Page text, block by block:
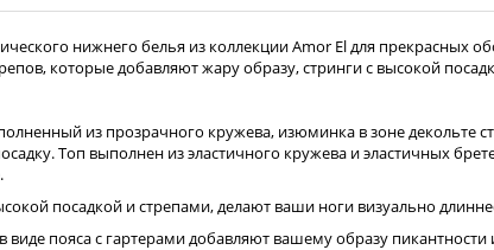
нижнего белья из коллекции Amor El для прекрасных
которые добавляют жару образу, стринги с высокой
из прозрачного кружева, изюминка в зоне
Топ выполнен из эластичного кружева и эластичных
посадкой и стрепами, делают ваши ноги визуально
виде пояса с гартерами добавляют вашему образу